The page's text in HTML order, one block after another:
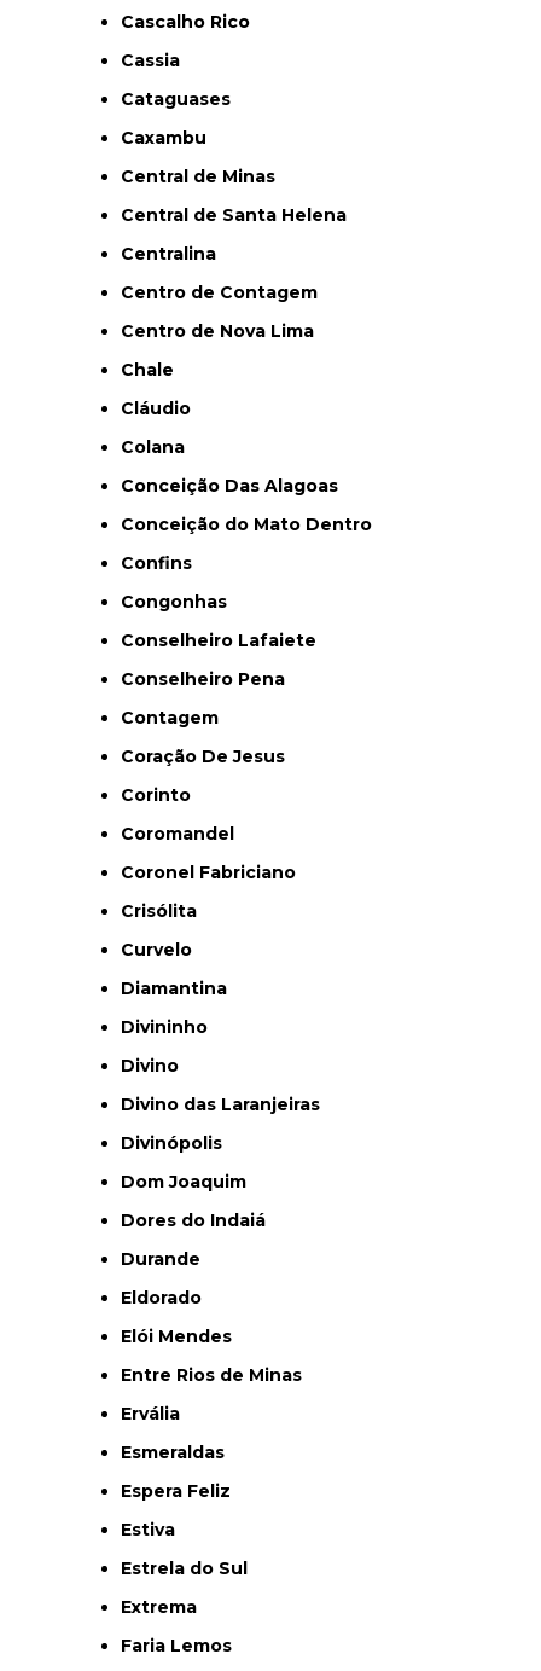
Cascalho Rico
Cassia
Cataguases
Caxambu
Central de Minas
Central de Santa Helena
Centralina
Centro de Contagem
Centro de Nova Lima
Chale
Cláudio
Colana
Conceição Das Alagoas
Conceição do Mato Dentro
Confins
Congonhas
Conselheiro Lafaiete
Conselheiro Pena
Contagem
Coração De Jesus
Corinto
Coromandel
Coronel Fabriciano
Crisólita
Curvelo
Diamantina
Divininho
Divino
Divino das Laranjeiras
Divinópolis
Dom Joaquim
Dores do Indaiá
Durande
Eldorado
Elói Mendes
Entre Rios de Minas
Ervália
Esmeraldas
Espera Feliz
Estiva
Estrela do Sul
Extrema
Faria Lemos